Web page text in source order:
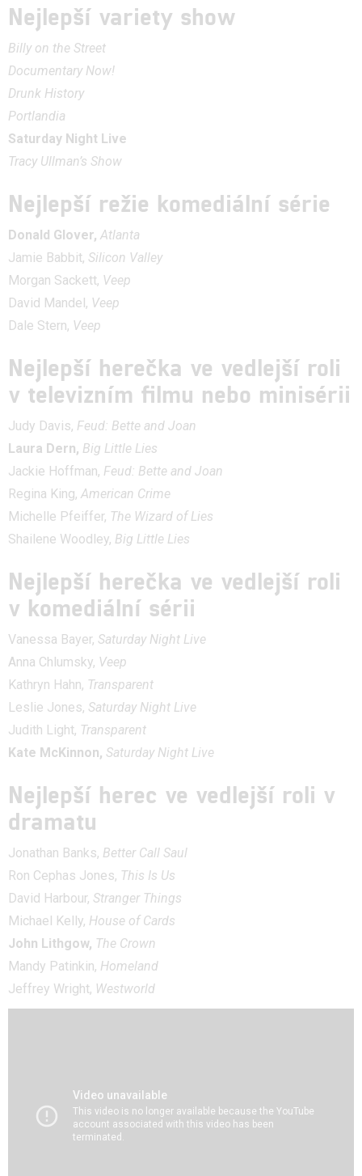
Nejlepší variety show
Billy on the Street
Documentary Now!
Drunk History
Portlandia
Saturday Night Live
Tracy Ullman’s Show
Nejlepší režie komediální série
Donald Glover, Atlanta
Jamie Babbit, Silicon Valley
Morgan Sackett, Veep
David Mandel, Veep
Dale Stern, Veep
Nejlepší herečka ve vedlejší roli
v televizním filmu nebo minisérii
Judy Davis, Feud: Bette and Joan
Laura Dern, Big Little Lies
Jackie Hoffman, Feud: Bette and Joan
Regina King, American Crime
Michelle Pfeiffer, The Wizard of Lies
Shailene Woodley, Big Little Lies
Nejlepší herečka ve vedlejší roli
v komediální sérii
Vanessa Bayer, Saturday Night Live
Anna Chlumsky, Veep
Kathryn Hahn, Transparent
Leslie Jones, Saturday Night Live
Judith Light, Transparent
Kate McKinnon, Saturday Night Live
Nejlepší herec ve vedlejší roli v
dramatu
Jonathan Banks, Better Call Saul
Ron Cephas Jones, This Is Us
David Harbour, Stranger Things
Michael Kelly, House of Cards
John Lithgow, The Crown
Mandy Patinkin, Homeland
Jeffrey Wright, Westworld